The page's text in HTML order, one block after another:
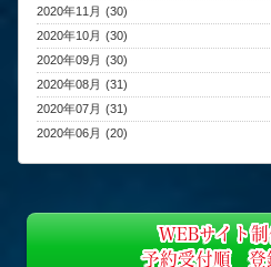
2020年11月 (30)
2020年10月 (30)
2020年09月 (30)
2020年08月 (31)
2020年07月 (31)
2020年06月 (20)
WEBサイト
予約受付順 登